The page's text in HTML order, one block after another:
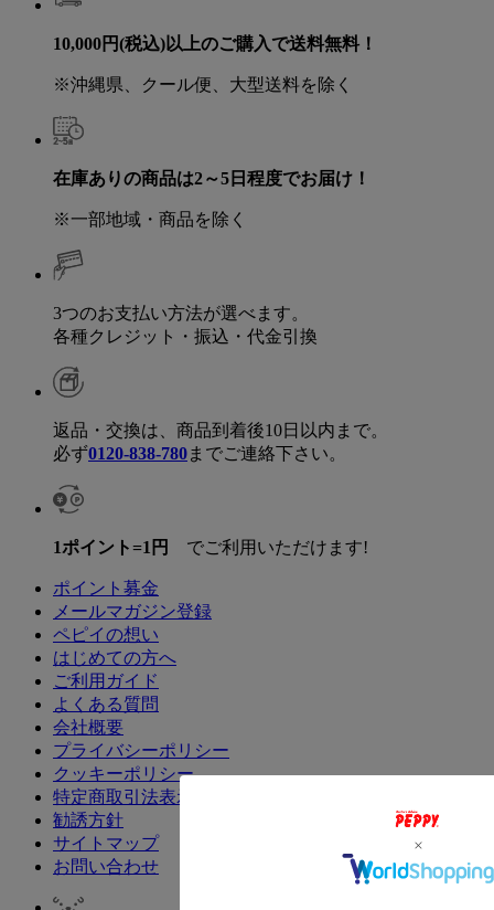
10,000円(税込)以上のご購入で送料無料！
※沖縄県、クール便、大型送料を除く
在庫ありの商品は2～5日程度でお届け！
※一部地域・商品を除く
3つのお支払い方法が選べます。
各種クレジット・振込・代金引換
返品・交換は、商品到着後10日以内まで。
必ず0120-838-780までご連絡下さい。
1ポイント=1円 でご利用いただけます!
ポイント募金
メールマガジン登録
ペピイの想い
はじめての方へ
ご利用ガイド
よくある質問
会社概要
プライバシーポリシー
クッキーポリシー
特定商取引法表示
勧誘方針
サイトマップ
お問い合わせ